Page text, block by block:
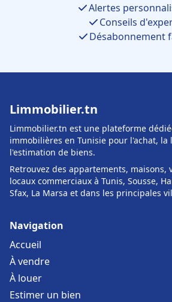
Alertes
Conseils
Désabonnement
Limmobilier.tn
Limmobilier.tn est une plateforme
immobilières en Tunisie pour l'achat, la
l'estimation de biens.
Retrouvez des appartements, maisons,
locaux commerciaux à Tunis, Sousse,
Sfax, La Marsa et dans les principales
Navigation
Accueil
À vendre
À louer
Estimer un bien